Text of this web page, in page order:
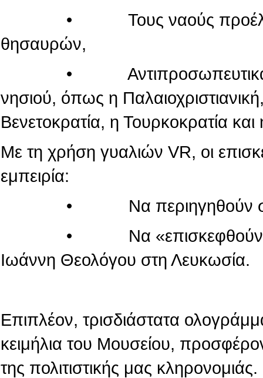
• Τους ναούς
θησαυρών,
• Αντιπροσωπευτικά
νησιού, όπως η
Βενετοκρατία, η Τουρκοκρατία
Με τη χρήση γυαλιών VR, οι
εμπειρία:
• Να περιηγηθούν στον
• Να «επισκεφθούν» τον
Ιωάννη Θεολόγου στη Λευκωσία.
Επιπλέον, τρισδιάστατα
κειμήλια του Μουσείου,
της πολιτιστικής μας κληρονομιάς.